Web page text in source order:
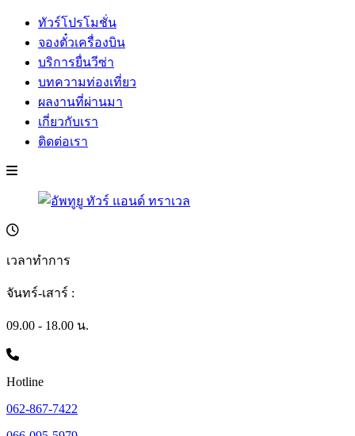
ทัวร์โปรโมชั่น
จองตั๋วเครื่องบิน
บริการยื่นวีซ่า
บทความท่องเที่ยว
ผลงานที่ผ่านมา
เกี่ยวกับเรา
ติดต่อเรา
เวลาทำการ
จันทร์-เสาร์ :
09.00 - 18.00 น.
Hotline
062-867-7422